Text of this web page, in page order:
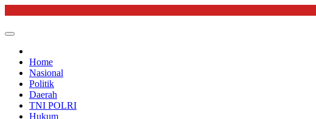
content
Home
Nasional
Politik
Daerah
TNI POLRI
Hukum